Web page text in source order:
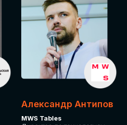
Александр Антипов
MWS Tables